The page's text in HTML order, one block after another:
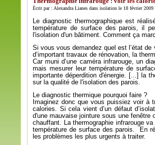
Écrit par : Alexandra Lianes dans isolation le 18 février 2009
Le diagnostic thermographique est
température de surface des parois, il
l'isolation d'un bâtiment. Comment ça
Si vous vous demandez quel est l’état
d’important travaux de rénovation, la
Car muni d’une caméra infrarouge, un
mais mesurer leur température de
importante déperdition d'énergie. [...] la
sur la qualité de l'isolation des parois.
Le diagnostic thermique pourquoi faire ?
Imaginez donc que vous puissiez voir à
calories. Si cela vient d’un défaut
d'une mauvaise jointure sous une
chauffant. La thermographie infrarouge
température de surface des parois. En
les problèmes les plus urgents à traiter.